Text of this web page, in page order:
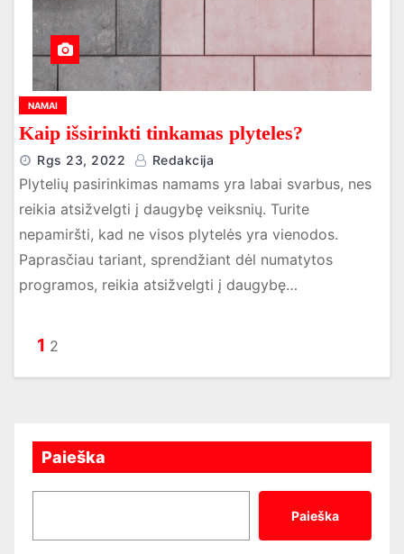
NAMAI
Kaip išsirinkti tinkamas plyteles?
Rgs 23, 2022 Redakcija
Plytelių pasirinkimas namams yra labai svarbus, nes
reikia atsižvelgti į daugybę veiksnių. Turite
nepamiršti, kad ne visos plytelės yra vienodos.
Paprasčiau tariant, sprendžiant dėl ​​numatytos
programos, reikia atsižvelgti į daugybę…
Į
r
ų
1 2
Paieška
Paieška